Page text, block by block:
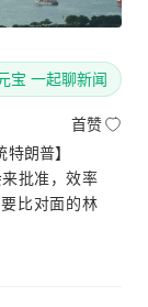
宝 一起聊新闻
首赞
朗普】
批准，效率
比对面的林